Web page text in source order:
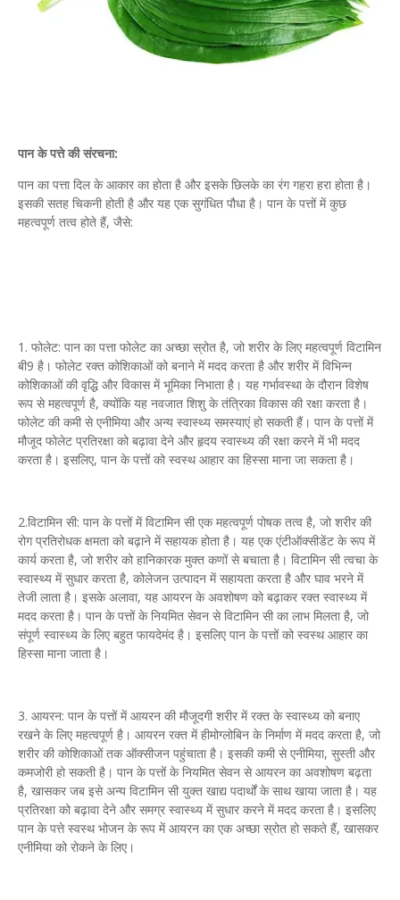
पान के पत्ते की संरचना:
पान का पत्ता दिल के आकार का होता है और इसके छिलके का रंग गहरा हरा होता है।
इसकी सतह चिकनी होती है और यह एक सुगंधित पौधा है। पान के पत्तों में कुछ
महत्वपूर्ण तत्व होते हैं, जैसे:
1. फोलेट: पान का पत्ता फोलेट का अच्छा स्रोत है, जो शरीर के लिए महत्वपूर्ण विटामिन
बी9 है। फोलेट रक्त कोशिकाओं को बनाने में मदद करता है और शरीर में विभिन्न
कोशिकाओं की वृद्धि और विकास में भूमिका निभाता है। यह गर्भावस्था के दौरान विशेष
रूप से महत्वपूर्ण है, क्योंकि यह नवजात शिशु के तंत्रिका विकास की रक्षा करता है।
फोलेट की कमी से एनीमिया और अन्य स्वास्थ्य समस्याएं हो सकती हैं। पान के पत्तों में
मौजूद फोलेट प्रतिरक्षा को बढ़ावा देने और हृदय स्वास्थ्य की रक्षा करने में भी मदद
करता है। इसलिए, पान के पत्तों को स्वस्थ आहार का हिस्सा माना जा सकता है।
2.विटामिन सी: पान के पत्तों में विटामिन सी एक महत्वपूर्ण पोषक तत्व है, जो शरीर की
रोग प्रतिरोधक क्षमता को बढ़ाने में सहायक होता है। यह एक एंटीऑक्सीडेंट के रूप में
कार्य करता है, जो शरीर को हानिकारक मुक्त कणों से बचाता है। विटामिन सी त्वचा के
स्वास्थ्य में सुधार करता है, कोलेजन उत्पादन में सहायता करता है और घाव भरने में
तेजी लाता है। इसके अलावा, यह आयरन के अवशोषण को बढ़ाकर रक्त स्वास्थ्य में
मदद करता है। पान के पत्तों के नियमित सेवन से विटामिन सी का लाभ मिलता है, जो
संपूर्ण स्वास्थ्य के लिए बहुत फायदेमंद है। इसलिए पान के पत्तों को स्वस्थ आहार का
हिस्सा माना जाता है।
3. आयरन: पान के पत्तों में आयरन की मौजूदगी शरीर में रक्त के स्वास्थ्य को बनाए
रखने के लिए महत्वपूर्ण है। आयरन रक्त में हीमोग्लोबिन के निर्माण में मदद करता है, जो
शरीर की कोशिकाओं तक ऑक्सीजन पहुंचाता है। इसकी कमी से एनीमिया, सुस्ती और
कमजोरी हो सकती है। पान के पत्तों के नियमित सेवन से आयरन का अवशोषण बढ़ता
है, खासकर जब इसे अन्य विटामिन सी युक्त खाद्य पदार्थों के साथ खाया जाता है। यह
प्रतिरक्षा को बढ़ावा देने और समग्र स्वास्थ्य में सुधार करने में मदद करता है। इसलिए
पान के पत्ते स्वस्थ भोजन के रूप में आयरन का एक अच्छा स्रोत हो सकते हैं, खासकर
एनीमिया को रोकने के लिए।